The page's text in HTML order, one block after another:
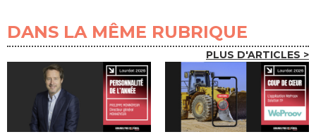
DANS LA MÊME RUBRIQUE
PLUS D'ARTICLES >